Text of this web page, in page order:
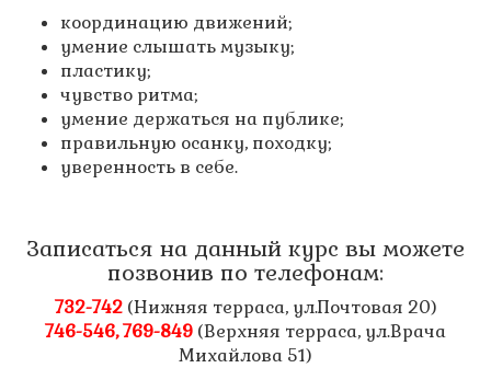
координацию движений;
умение слышать музыку;
пластику;
чувство ритма;
умение держаться на публике;
правильную осанку, походку;
уверенность в себе.
Записаться на данный курс вы можете
позвонив по телефонам:
732-742(Нижняя терраса, ул.Почтовая 20)
746-546, 769-849 (Верхняя терраса, ул.Врача
Михайлова 51)